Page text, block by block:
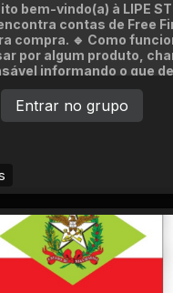
bem-vindo(a) à LIPE
contas de Free
compra. 🔹 Como
por algum produto,
informando o que
ADM PRINCIPAL –
contas Nosso objetivo é
qualidade e o melhor
NÃO CHAMA NO PV –
conta,
que seja removido.
contas disponíveis são
no grupo. 🙏
e pela
Entrar no grupo